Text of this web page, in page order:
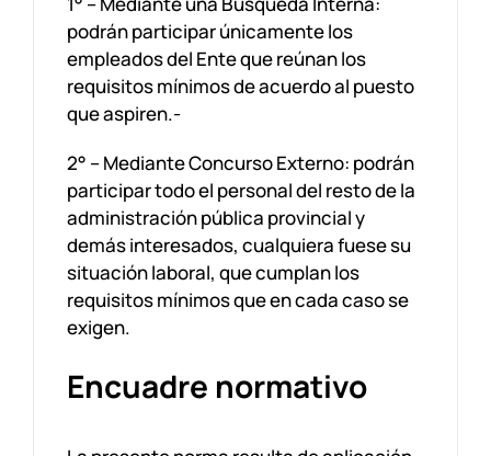
podrán participar únicamente los
empleados del Ente que reúnan los
requisitos mínimos de acuerdo al puesto
que aspiren.-
2° – Mediante Concurso Externo: podrán
participar todo el personal del resto de la
administración pública provincial y
demás interesados, cualquiera fuese su
situación laboral, que cumplan los
requisitos mínimos que en cada caso se
exigen.
Encuadre normativo